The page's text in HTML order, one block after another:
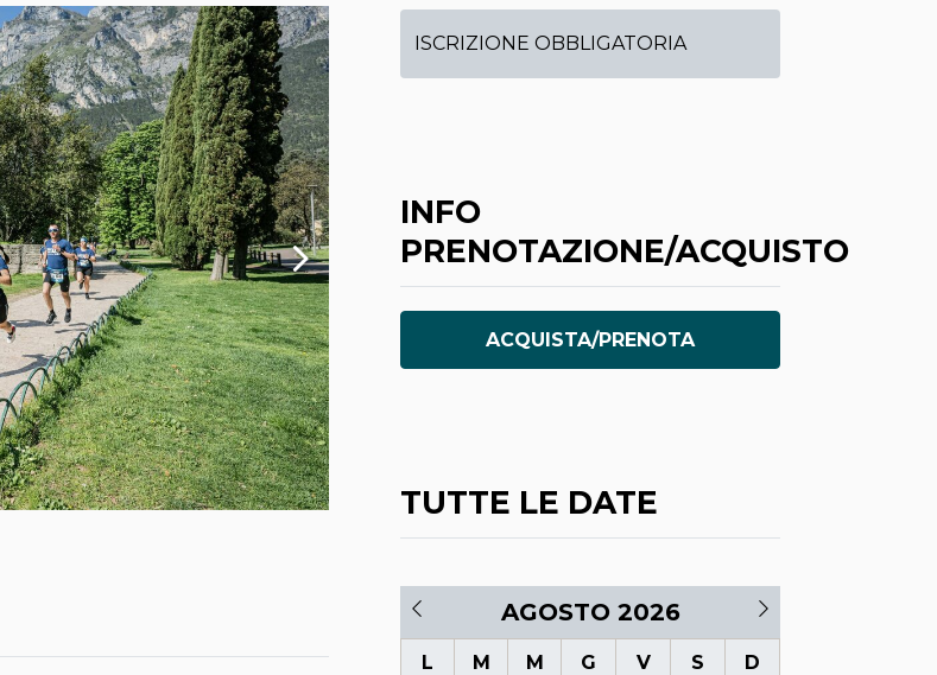
ISCRIZIONE OBBLIGATORIA
INFO
PRENOTAZIONE/ACQUISTO
ACQUISTA/PRENOTA
TUTTE LE DATE
AGOSTO 2026
L M M G V S D